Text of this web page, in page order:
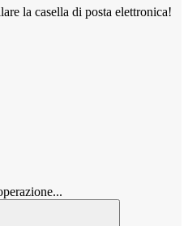
la casella di posta elettronica!